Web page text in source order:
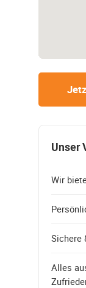
Unser
Wir
Sichere
Alles